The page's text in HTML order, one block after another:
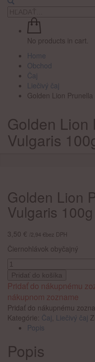
No products in cart.
Home
Obchod
Čaj
Liečivý čaj
Golden Lion
Golden Lion
Vulgaris
Golden Lion
Vulgaris 100g
3,50 € 2,94 €bez DPH
Čiernohlávok obyčajný
množstvo
Golden
Lion
Prunella
Vulgaris 100g
Pridať do košíka
Pridať do nákupnému
nákupnom zozname
Pridať do nákupnému
Kategórie: Čaj Liečivý čaj
Popis
Popis